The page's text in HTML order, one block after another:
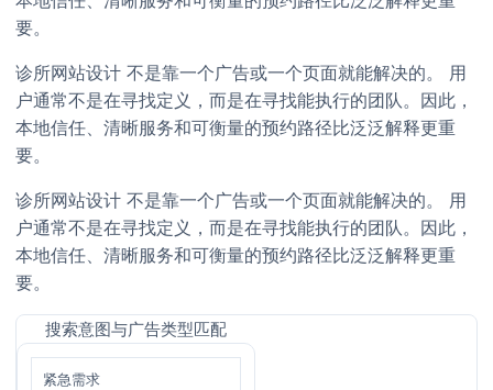
要。
诊所网站设计 不是靠一个广告或一个页面就能解决的。 用
户通常不是在寻找定义，而是在寻找能执行的团队。因此，
本地信任、清晰服务和可衡量的预约路径比泛泛解释更重
要。
诊所网站设计 不是靠一个广告或一个页面就能解决的。 用
户通常不是在寻找定义，而是在寻找能执行的团队。因此，
本地信任、清晰服务和可衡量的预约路径比泛泛解释更重
要。
搜索意图与广告类型匹配
紧急需求